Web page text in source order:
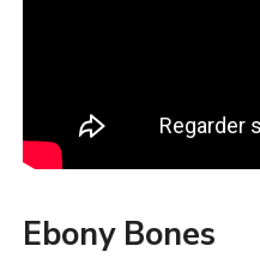
Ebony Bones